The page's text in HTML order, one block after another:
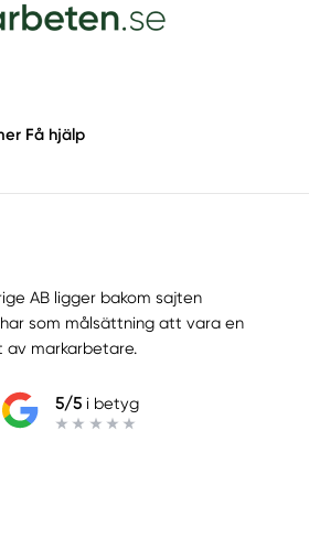
Få hjälp
AB ligger bakom sajten
som målsättning att vara en
av markarbetare.
5/5i betyg